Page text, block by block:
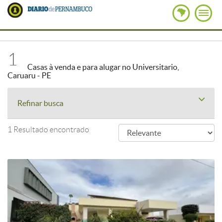
1
Casas à venda e para alugar no Universitario,
Caruaru - PE
Refinar busca
1 Resultado encontrado